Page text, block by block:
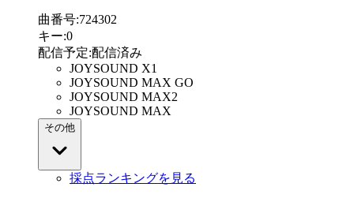
曲番号:724302
キー:0
配信予定:配信済み
JOYSOUND X1
JOYSOUND MAX GO
JOYSOUND MAX2
JOYSOUND MAX
その他
採点ランキングを見る